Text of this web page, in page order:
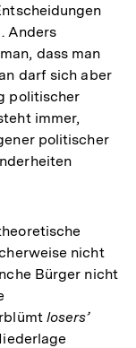
Anders
dass man
darf sich aber
politischer
immer,
politischer
nicht
Bürger nicht
losers’